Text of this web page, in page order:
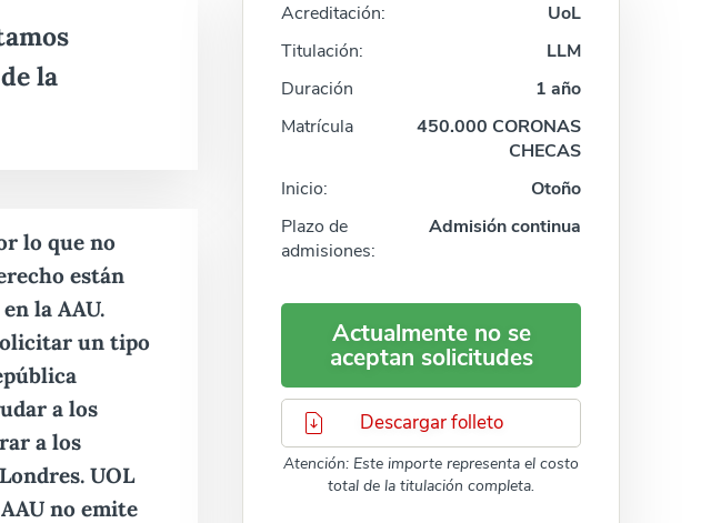
Acreditación:
UoL
Titulación:
LLM
Duración
1 año
Matrícula
450.000 CORONAS
CHECAS
Inicio:
Otoño
Plazo de
admisiones:
Admisión continua
Actualmente no se
aceptan solicitudes
Descargar folleto
Atención: Este importe representa el costo
total de la titulación completa.
la
lo que no
están
la AAU.
un tipo
a los
a los
UOL
no emite